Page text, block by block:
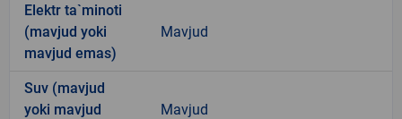
Elektr ta`minoti
(mavjud yoki
mavjud emas)
Mavjud
Suv (mavjud
yoki mavjud
Mavjud